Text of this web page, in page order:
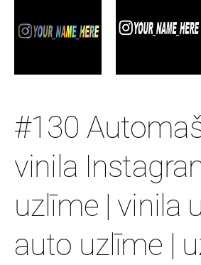
#130
vinila
uzlīme | vinila
auto uzlīme |